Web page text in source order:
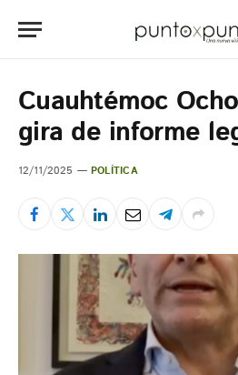
Cuauhtémoc
gira de informe
12/11/2025 POLÍTICA